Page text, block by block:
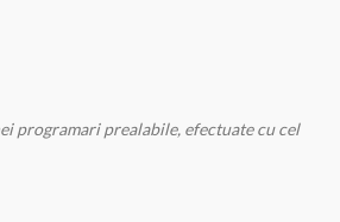
programari prealabile, efectuate cu cel